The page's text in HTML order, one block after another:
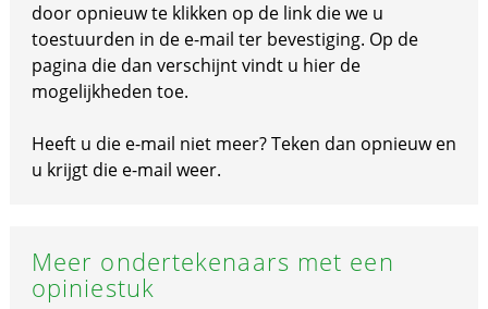
door opnieuw te klikken op de link die we u
toestuurden in de e-mail ter bevestiging. Op de
pagina die dan verschijnt vindt u hier de
mogelijkheden toe.
Heeft u die e-mail niet meer? Teken dan opnieuw en
u krijgt die e-mail weer.
Meer ondertekenaars met een
opiniestuk